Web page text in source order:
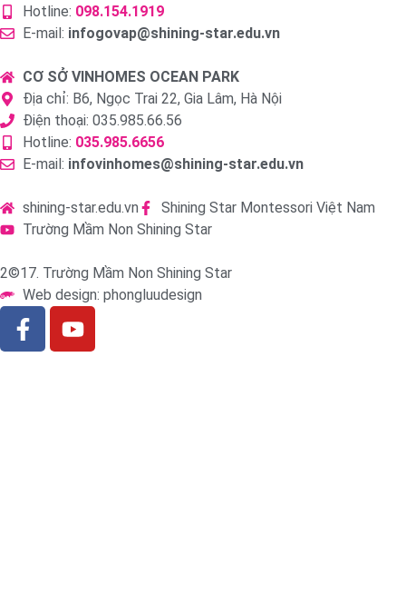
Hotline: 098.154.1919
E-mail: infogovap@shining-star.edu.vn
CƠ SỞ VINHOMES OCEAN PARK
Địa chỉ: B6, Ngọc Trai 22, Gia Lâm, Hà Nội
Điện thoại: 035.985.66.56
Hotline: 035.985.6656
E-mail: infovinhomes@shining-star.edu.vn
shining-star.edu.vn
Shining Star Montessori Việt Nam
Trường Mầm Non Shining Star
2©17. Trường Mầm Non Shining Star
Web design: phongluudesign